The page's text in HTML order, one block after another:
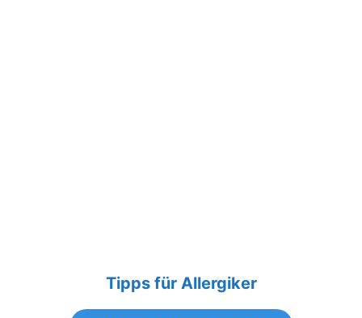
Tipps für Allergiker